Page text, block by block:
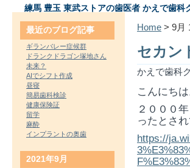
練馬 豊玉 東武ストアの歯医者 かえで歯
Home > 9月
セカン
かえで歯科
こんにちは
２０００
ったとさ
https://
最近のブログ記事
ギランバレー症候群
ドランクドラゴン塚地さん
未来？
AIでシフト作成
昼寝
簡易歯科検診
健康保険証
留学
麻酔
インプラントの奥歯
2021年9月